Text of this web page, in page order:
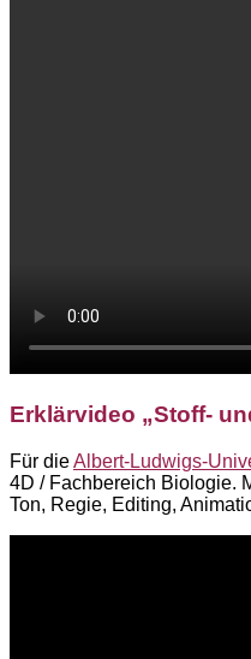
Erklärvideo „Stoff-
Für dieAlbert-Ludwigs-
4D / Fachbereich Biologie.
Ton, Regie, Editing,